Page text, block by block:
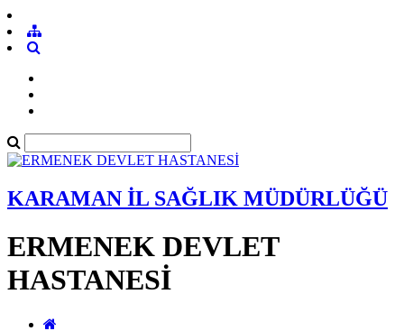
KARAMAN İL SAĞLIK MÜDÜRLÜĞÜ
ERMENEK DEVLET
HASTANESİ